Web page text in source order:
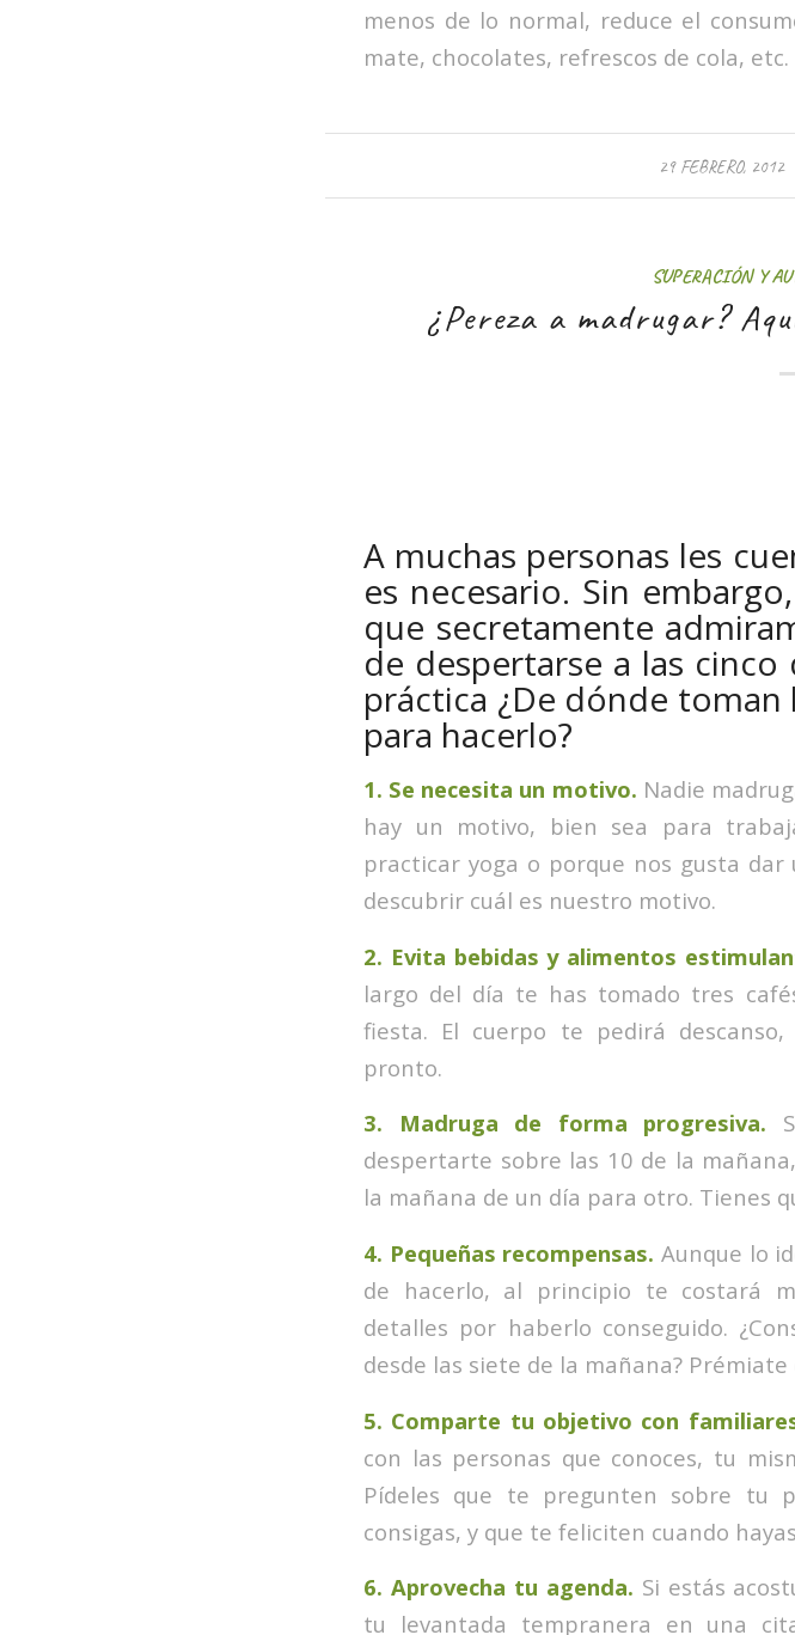
menos de lo normal, reduce el
mate, chocolates, refrescos de cola, etc.
29 FEBRERO, 2012
SUPERACIÓN Y
¿Pereza a madrugar?
A muchas personas les
es necesario. Sin
que secretamente
de despertarse a las
práctica ¿De dónde
para hacerlo?
1. Se necesita un motivo. Nadie
hay un motivo, bien sea para
practicar yoga o porque nos gusta
descubrir cuál es nuestro motivo.
2. Evita bebidas y alimentos
largo del día te has tomado tres
fiesta. El cuerpo te pedirá
pronto.
3. Madruga de forma progresiva.
despertarte sobre las 10 de la
la mañana de un día para otro. Tienes
4. Pequeñas recompensas. Aunque lo
de hacerlo, al principio te costará
detalles por haberlo conseguido.
desde las siete de la mañana?
5. Comparte tu objetivo con
con las personas que conoces, tu
Pídeles que te pregunten sobre tu
consigas, y que te feliciten cuando
6. Aprovecha tu agenda. Si estás
tu levantada tempranera en una